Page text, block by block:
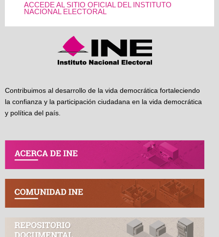
ACCEDE AL SITIO OFICIAL DEL INSTITUTO
NACIONAL ELECTORAL
Contribuimos al desarrollo de la vida democrática fortaleciendo
la confianza y la participación ciudadana en la vida democrática
y política del país.